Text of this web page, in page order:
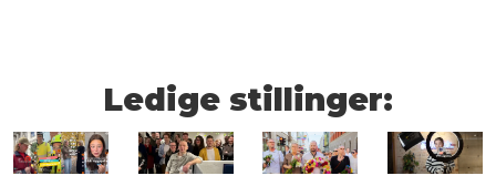
Ledige stillinger: